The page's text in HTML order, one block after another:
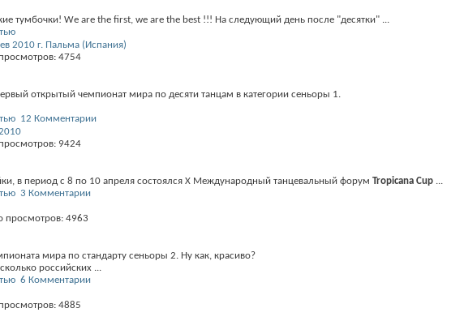
тумбочки! We are the first, we are the best !!! На следующий день после "десятки" ...
2010 г. Пальма (Испания)
4754
открытый чемпионат мира по десяти танцам в категории сеньоры 1.
12 Комментарии
9424
в период с 8 по 10 апреля состоялся X Международный танцевальный форум Tropicana Cup ...
3 Комментарии
4963
мира по стандарту сеньоры 2. Ну как, красиво?
российских ...
6 Комментарии
4885